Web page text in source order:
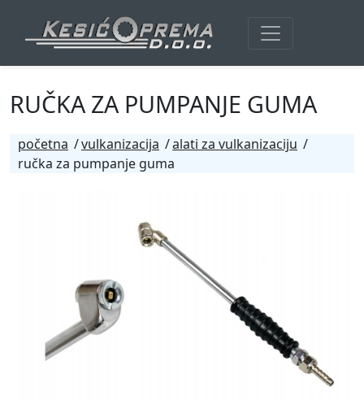
RUČKA ZA PUMPANJE GUMA
početna vulkanizacija
alati za vulkanizaciju
ručka za pumpanje guma